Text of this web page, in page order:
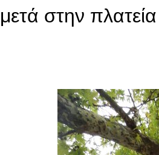
μετά στην